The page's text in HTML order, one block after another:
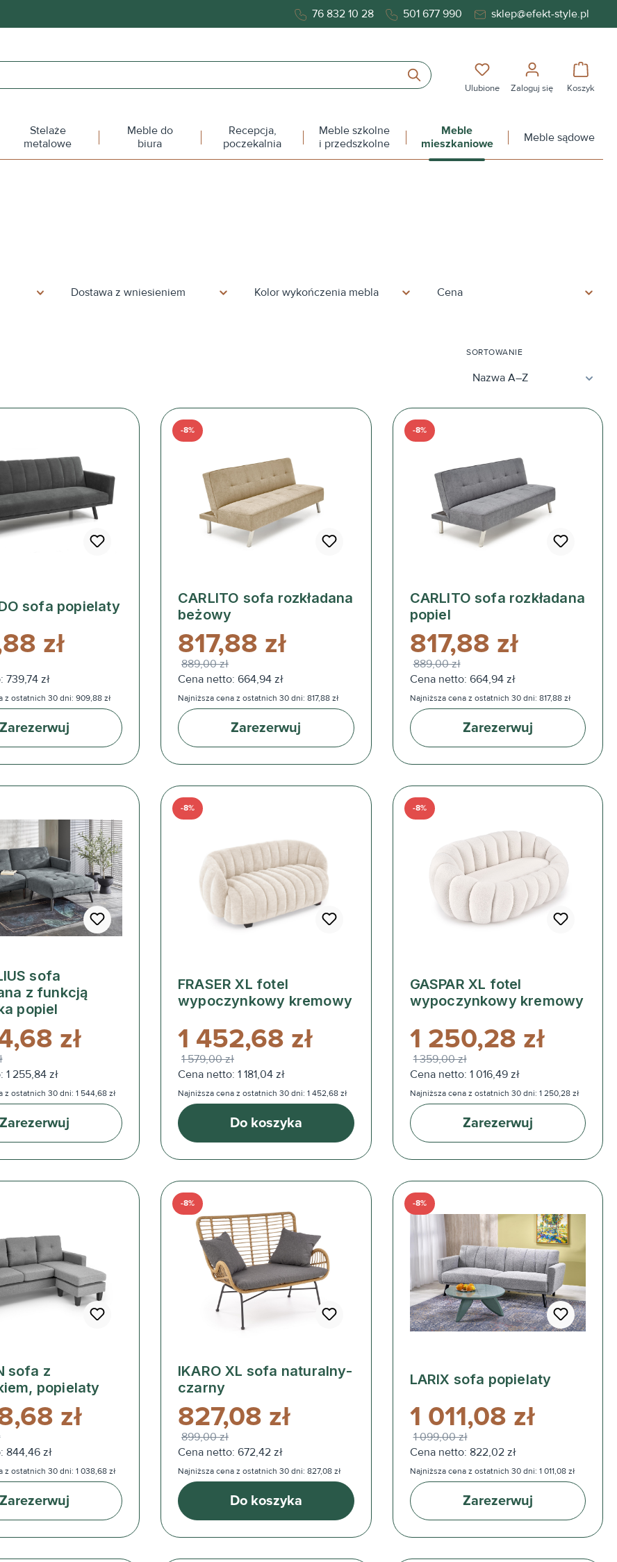
76 832 10 28 501 677 990 sklep@efekt-style.pl
Masz 0 przedmioty na
Ulubione Zaloguj się Koszyk
Stelaże
metalowe
Meble do
biura
Recepcja,
poczekalnia
Meble szkolne
i przedszkolne
Meble
mieszkaniowe
Meble sądowe
Dostawa z wniesieniem Kolor wykończenia mebla Cena
SORTOWANIE
sofa popielaty
zł
739,74 zł
z ostatnich 30 dni: 909,88 zł
Zarezerwuj
CARLITO sofa rozkładana
beżowy
-8%
817,88 zł
889,00 zł
Cena netto: 664,94 zł
Najniższa cena z ostatnich 30 dni: 817,88 zł
Zarezerwuj
CARLITO sofa rozkładana
popiel
-8%
817,88 zł
889,00 zł
Cena netto: 664,94 zł
Najniższa cena z ostatnich 30 dni: 817,88 zł
Zarezerwuj
sofa
z funkcją
popiel
zł
255,84 zł
z ostatnich 30 dni: 1 544,68 zł
Zarezerwuj
FRASER XL fotel
wypoczynkowy kremowy
-8%
1 452,68 zł
1 579,00 zł
Cena netto: 1 181,04 zł
Najniższa cena z ostatnich 30 dni: 1 452,68 zł
Do koszyka
GASPAR XL fotel
wypoczynkowy kremowy
-8%
1 250,28 zł
1 359,00 zł
Cena netto: 1 016,49 zł
Najniższa cena z ostatnich 30 dni: 1 250,28 zł
Zarezerwuj
sofa z
popielaty
zł
844,46 zł
z ostatnich 30 dni: 1 038,68 zł
Zarezerwuj
IKARO XL sofa naturalny-
czarny
-8%
827,08 zł
899,00 zł
Cena netto: 672,42 zł
Najniższa cena z ostatnich 30 dni: 827,08 zł
Do koszyka
LARIX sofa popielaty
-8%
1 011,08 zł
1 099,00 zł
Cena netto: 822,02 zł
Najniższa cena z ostatnich 30 dni: 1 011,08 zł
Zarezerwuj